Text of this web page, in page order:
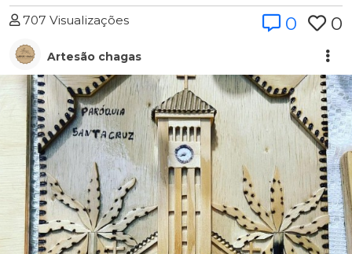
707 Visualizações 0 0
Artesão chagas